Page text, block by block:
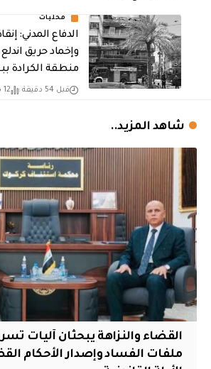
محليات
وإخماد حريق
منطقة الكرادة
قبل 54 دقيقة 12 مشاهدات
شاهد المزيد..
القضاء والنزاهة يبحثان آليات
ملفات الفساد وإصدار الأحكام